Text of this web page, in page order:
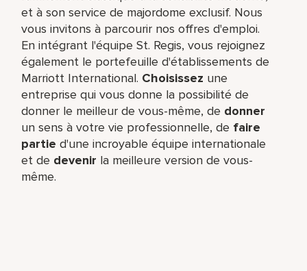
et à son service de majordome exclusif. Nous
vous invitons à parcourir nos offres d'emploi.
En intégrant l'équipe St. Regis, vous rejoignez
également le portefeuille d'établissements de
Marriott International. Choisissez une
entreprise qui vous donne la possibilité de
donner le meilleur de vous-même,​ de donner
un sens à votre vie professionnelle, de faire
partie d'une incroyable équipe​ internationale
et de devenir la meilleure version de vous-
même.